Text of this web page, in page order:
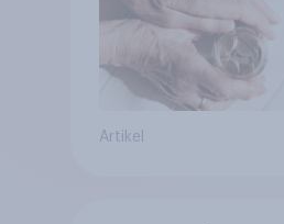
Artikel